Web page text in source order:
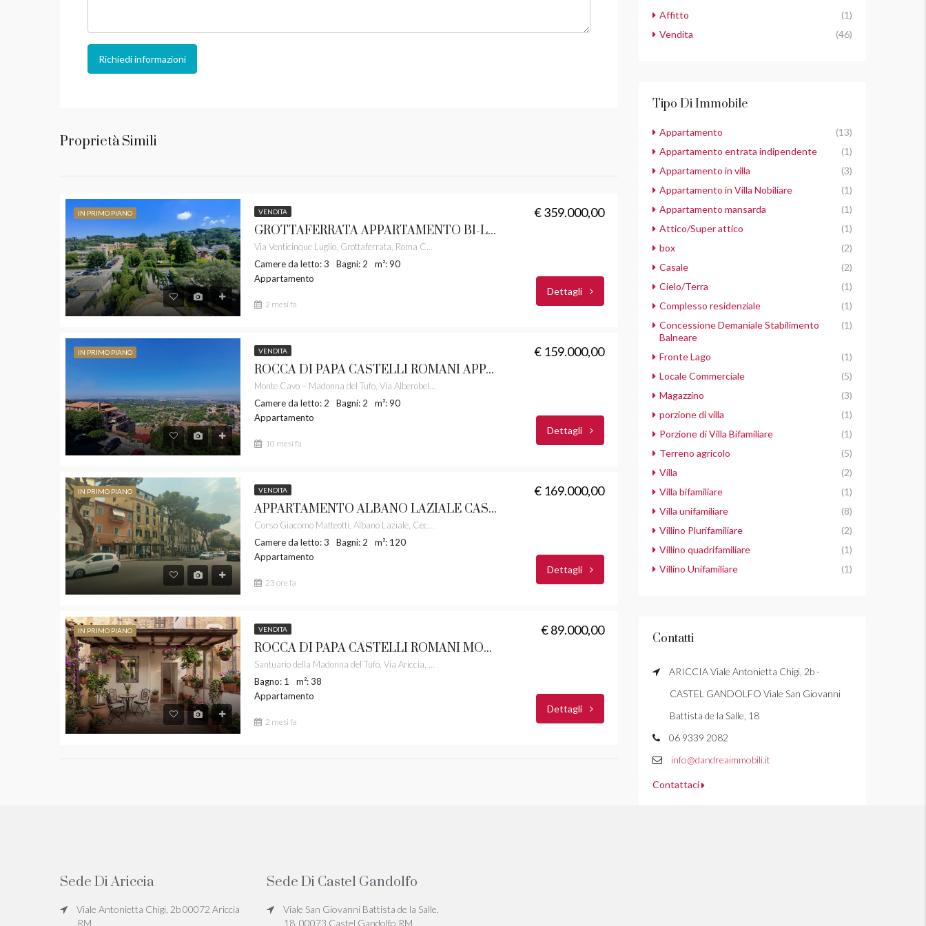
Richiedi informazioni
Proprietà Simili
IN PRIMO PIANO VENDITA
GROTTAFERRATA APPARTAMENTO BI-LIVELLO CON POSTO AUTO CASTELLI ROMANI RIF. 32
Camere da letto: 3
Bagni: 2
m²: 90
Appartamento
2 mesi fa
€ 359.000,00
Dettagli
IN PRIMO PIANO VENDITA
ROCCA DI PAPA CASTELLI ROMANI APPARTAMENTO PANORAMICO RIF.7
Camere da letto: 2
Bagni: 2
m²: 90
Appartamento
10 mesi fa
€ 159.000,00
Dettagli
IN PRIMO PIANO VENDITA
APPARTAMENTO ALBANO LAZIALE CASTELLI ROMANI RIF. 55
Camere da letto: 3
Bagni: 2
m²: 120
Appartamento
23 ore fa
€ 169.000,00
Dettagli
IN PRIMO PIANO VENDITA
ROCCA DI PAPA CASTELLI ROMANI MONOLOCALE PANORAMICO RIF. 7M
Bagno: 1
m²: 38
Appartamento
2 mesi fa
€ 89.000,00
Dettagli
Affitto
(1)
Vendita
(46)
Tipo Di Immobile
Appartamento
(13)
Appartamento entrata indipendente
(1)
Appartamento in villa
(3)
Appartamento in Villa Nobiliare
(1)
Appartamento mansarda
(1)
Attico/Super attico
(1)
box
(2)
Casale
(2)
Cielo/Terra
(1)
Complesso residenziale
(1)
Concessione Demaniale Stabilimento
Balneare
(1)
Fronte Lago
(1)
Locale Commerciale
(5)
Magazzino
(3)
porzione di villa
(1)
Porzione di Villa Bifamiliare
(1)
Terreno agricolo
(5)
Villa
(2)
Villa bifamiliare
(1)
Villa unifamiliare
(8)
Villino Plurifamiliare
(2)
Villino quadrifamiliare
(1)
Villino Unifamiliare
(1)
Contatti
ARICCIA Viale Antonietta Chigi, 2b -
CASTEL GANDOLFO Viale San Giovanni
Battista de la Salle, 18
06 9339 2082
info@dandreaimmobili.it
Contattaci
Sede Di Ariccia
Viale Antonietta Chigi, 2b 00072 Ariccia
RM
Sede Di Castel Gandolfo
Viale San Giovanni Battista de la Salle,
18, 00073 Castel Gandolfo RM